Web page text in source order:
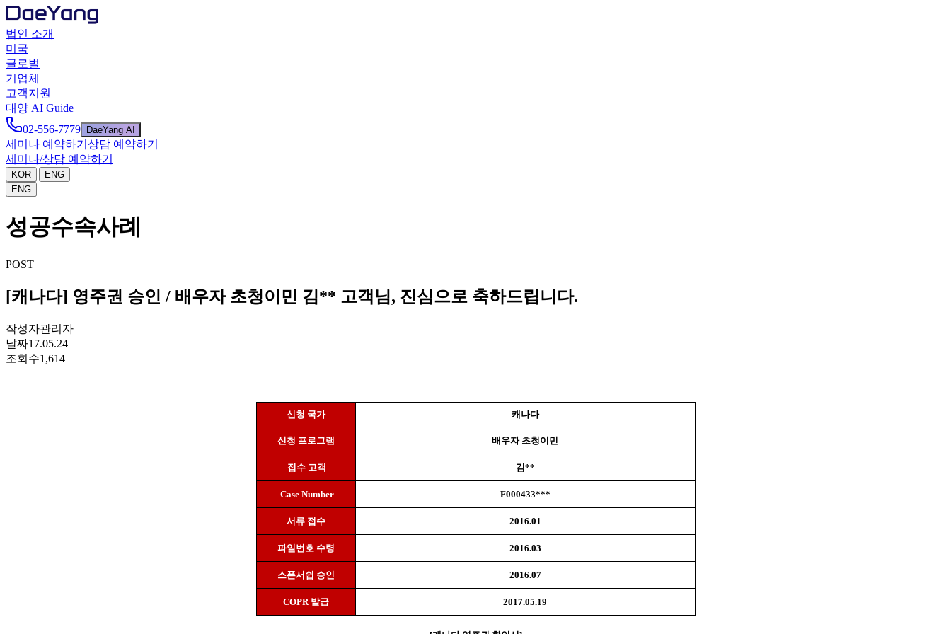
법인 소개
미국
글로벌
기업체
고객지원
대양 AI Guide
02-556-7779
DaeYang AI
세미나 예약하기 상담 예약하기
세미나/상담 예약하기
KOR |
ENG
ENG
성공수속사례
POST
[캐나다] 영주권 승인 / 배우자 초청이민 김** 고객님, 진심으로 축하드립니다.
작성자관리자
날짜17.05.24
조회수1,614
신청 국가 캐나다
신청 프로그램 배우자 초청이민
접수 고객 김**
Case Number F000433***
서류 접수 2016.01
파일번호 수령 2016.03
스폰서쉽 승인 2016.07
COPR 발급 2017.05.19